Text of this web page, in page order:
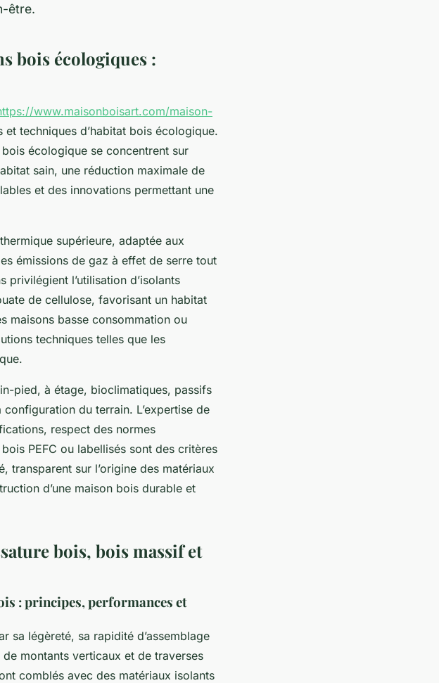
être.
bois écologiques :
www.maisonboisart.com/maison-
techniques d’habitat bois écologique.
écologique se concentrent sur
sain, une réduction maximale de
et des innovations permettant une
supérieure, adaptée aux
émissions de gaz à effet de serre tout
l’utilisation d’isolants
de cellulose, favorisant un habitat
maisons basse consommation ou
techniques telles que les
pied, à étage, bioclimatiques, passifs
du terrain. L’expertise de
respect des normes
PEFC ou labellisés sont des critères
transparent sur l’origine des matériaux
d’une maison bois durable et
bois, bois massif et
: principes, performances et
sa légèreté, sa rapidité d’assemblage
montants verticaux et de traverses
comblés avec des matériaux isolants